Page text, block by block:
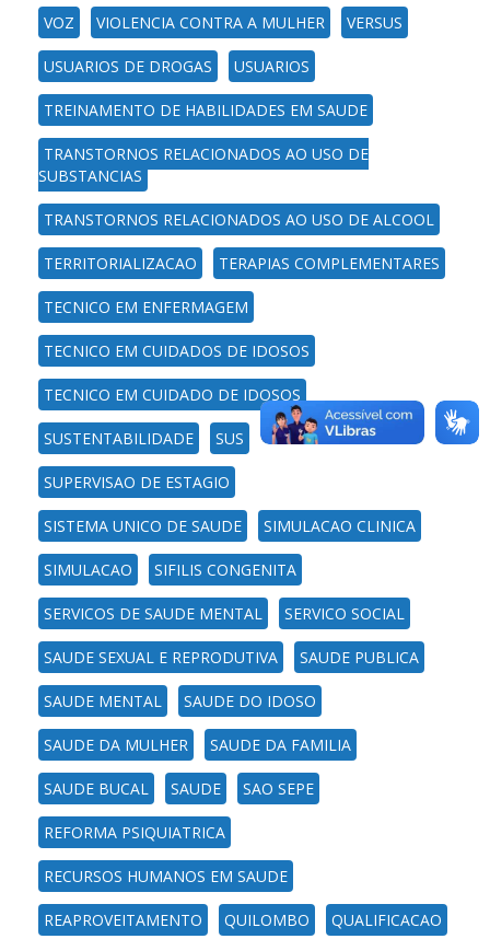
VOZ VIOLENCIA CONTRA A MULHER VERSUS
USUARIOS DE DROGAS USUARIOS
TREINAMENTO DE HABILIDADES EM SAUDE
TRANSTORNOS RELACIONADOS AO USO DE
SUBSTANCIAS
TRANSTORNOS RELACIONADOS AO USO DE ALCOOL
TERRITORIALIZACAO TERAPIAS COMPLEMENTARES
TECNICO EM ENFERMAGEM
TECNICO EM CUIDADOS DE IDOSOS
TECNICO EM CUIDADO DE IDOSOS
SUSTENTABILIDADE SUS
SUPERVISAO DE ESTAGIO
SISTEMA UNICO DE SAUDE SIMULACAO CLINICA
SIMULACAO SIFILIS CONGENITA
SERVICOS DE SAUDE MENTAL SERVICO SOCIAL
SAUDE SEXUAL E REPRODUTIVA SAUDE PUBLICA
SAUDE MENTAL SAUDE DO IDOSO
SAUDE DA MULHER SAUDE DA FAMILIA
SAUDE BUCAL SAUDE SAO SEPE
REFORMA PSIQUIATRICA
RECURSOS HUMANOS EM SAUDE
REAPROVEITAMENTO QUILOMBO QUALIFICACAO